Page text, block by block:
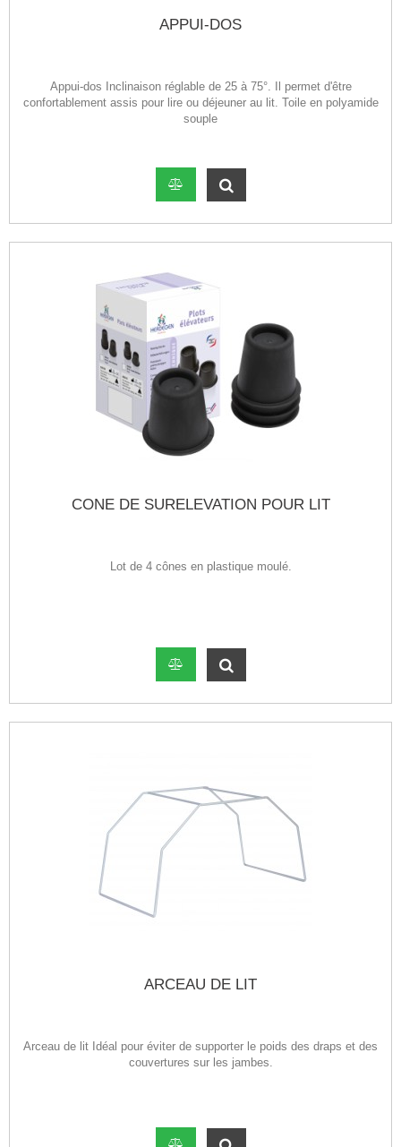
APPUI-DOS
Appui-dos Inclinaison réglable de 25 à 75°. Il permet d'être
confortablement assis pour lire ou déjeuner au lit. Toile en polyamide
souple
CONE DE SURELEVATION POUR LIT
Lot de 4 cônes en plastique moulé.
ARCEAU DE LIT
Arceau de lit Idéal pour éviter de supporter le poids des draps et des
couvertures sur les jambes.